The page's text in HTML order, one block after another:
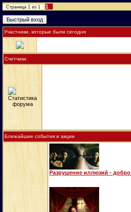
Страница 1 из 1 1
Участники, которые были сегодня
Счетчики
Ближайшие события и акции
Разрушение иллюзий -